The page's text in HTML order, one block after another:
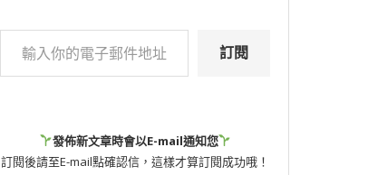
訂閱
發佈新文章時會以E-mail通知您
訂閱後請至E-mail點確認信，這樣才算訂閱成功哦！